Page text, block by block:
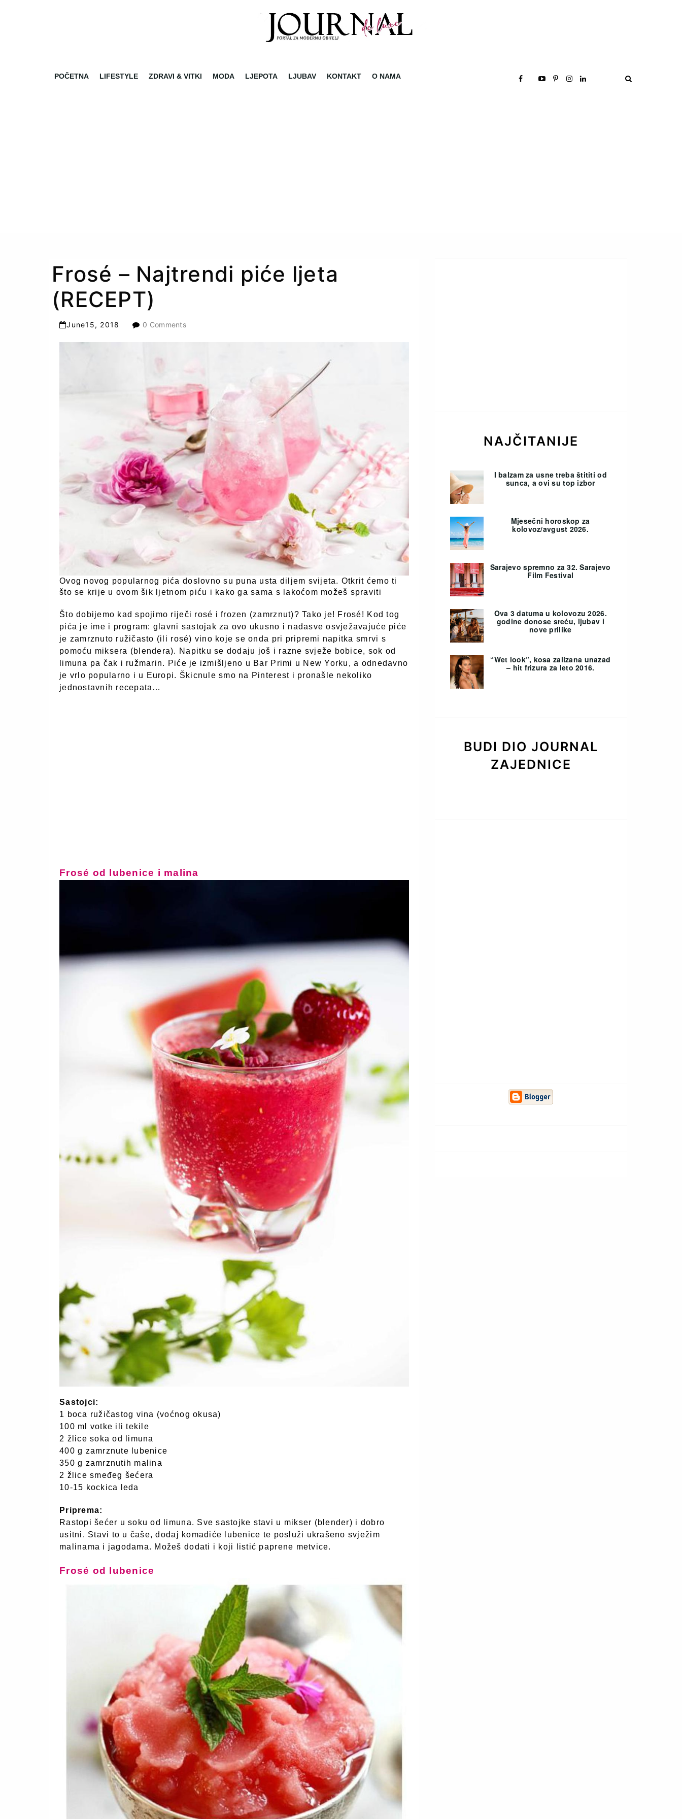
POČETNA LIFESTYLE ZDRAVI & VITKI MODA LJEPOTA LJUBAV KONTAKT O NAMA
Frosé – Najtrendi piće ljeta
(RECEPT)
June15, 2018 0 Comments
Ovog novog popularnog pića doslovno su puna usta diljem svijeta. Otkrit ćemo ti
što se krije u ovom šik ljetnom piću i kako ga sama s lakoćom možeš spraviti
Što dobijemo kad spojimo riječi rosé i frozen (zamrznut)? Tako je! Frosé! Kod tog
pića je ime i program: glavni sastojak za ovo ukusno i nadasve osvježavajuće piće
je zamrznuto ružičasto (ili rosé) vino koje se onda pri pripremi napitka smrvi s
pomoću miksera (blendera). Napitku se dodaju još i razne svježe bobice, sok od
limuna pa čak i ružmarin. Piće je izmišljeno u Bar Primi u New Yorku, a odnedavno
je vrlo popularno i u Europi. Škicnule smo na Pinterest i pronašle nekoliko
jednostavnih recepata…
Frosé od lubenice i malina
Sastojci:
1 boca ružičastog vina (voćnog okusa)
100 ml votke ili tekile
2 žlice soka od limuna
400 g zamrznute lubenice
350 g zamrznutih malina
2 žlice smeđeg šećera
10-15 kockica leda
Priprema:
Rastopi šećer u soku od limuna. Sve sastojke stavi u mikser (blender) i dobro
usitni. Stavi to u čaše, dodaj komadiće lubenice te posluži ukrašeno svježim
malinama i jagodama. Možeš dodati i koji listić paprene metvice.
Frosé od lubenice
NAJČITANIJE
I balzam za usne treba štititi od
sunca, a ovi su top izbor
Mjesečni horoskop za
kolovoz/avgust 2026.
Sarajevo spremno za 32. Sarajevo
Film Festival
Ova 3 datuma u kolovozu 2026.
godine donose sreću, ljubav i
nove prilike
“Wet look”, kosa zalizana unazad
– hit frizura za leto 2016.
BUDI DIO JOURNAL
ZAJEDNICE